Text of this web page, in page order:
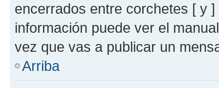
encerrados entre corchetes [ y
información puede ver el
vez que vas a publicar un
Arriba